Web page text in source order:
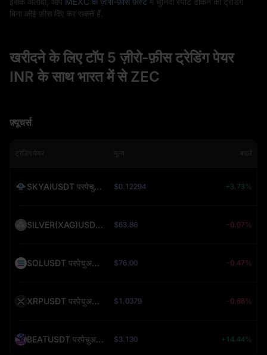
बिना कोई फ़ीस दिए कर सकते हैं.
खरीदने के लिए टॉप 5 ज़ीरो-फ़ीस ट्रेडिंग पेयर
INR के साथ भारत में से ZEC
फ़्यूचर्स
ट्रेडिंग पेयर मूल्य बदलें
SKYAIUSDT परपेचुअल (SKYAI) $0.12294 +3.73%
SILVER(XAG)USDT परपेचुअल (SILVER) $63.86 -0.07%
SOLUSDT परपेचुअल (SOL) $76.00 -0.47%
XRPUSDT परपेचुअल (XRP) $1.0379 -0.66%
BEATUSDT परपेचुअल (BEAT) $3.130 +14.44%